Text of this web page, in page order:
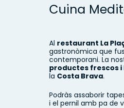
Cuina
Al restaurant La
gastronòmica que
contemporani. La
productes frescos i
la Costa Brava.
Podràs assaborir
i el pernil amb pa de